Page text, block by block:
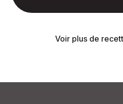
Voir plus de